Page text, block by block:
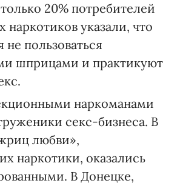
20% потребителей
указали, что
не пользоваться
шприцами и практикуют
наркоманами
секс-бизнеса. В
любви»,
наркотики, оказались
В Донецке,